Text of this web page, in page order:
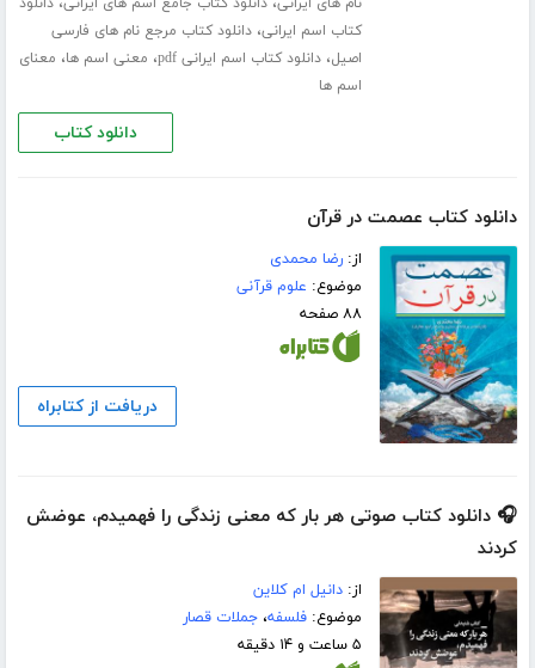
نام های ایرانی دانلود کتاب جامع اسم های ایرانی دانلود
کتاب اسم ایرانی،دانلود کتاب مرجع نام های فارسی
اصیل،دانلود کتاب اسم ایرانی pdf ، معنی اسم ها، معنای
اسم ها
دانلود کتاب
دانلود کتاب عصمت در قرآن
از:رضا محمدی
موضوع: علوم قرآنی
۸۸ صفحه
دریافت از کتابراه
🎧 دانلود کتاب صوتی هر بار که معنی زندگی را فهمیدم، عوضش
کردند
از:دانیل ام کلاین
موضوع:فلسفه،جملات قصار
۵ ساعت و ۱۴ دقیقه